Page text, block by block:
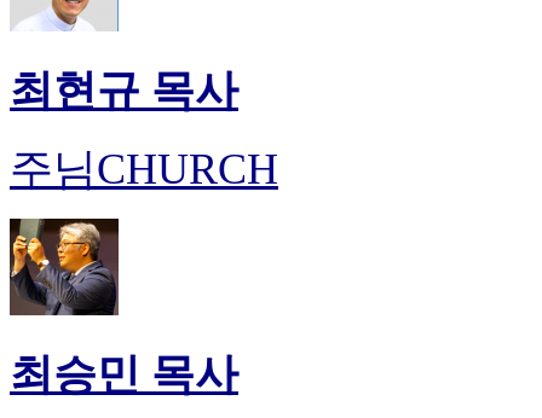
최현규 목사
주님CHURCH
최승민 목사